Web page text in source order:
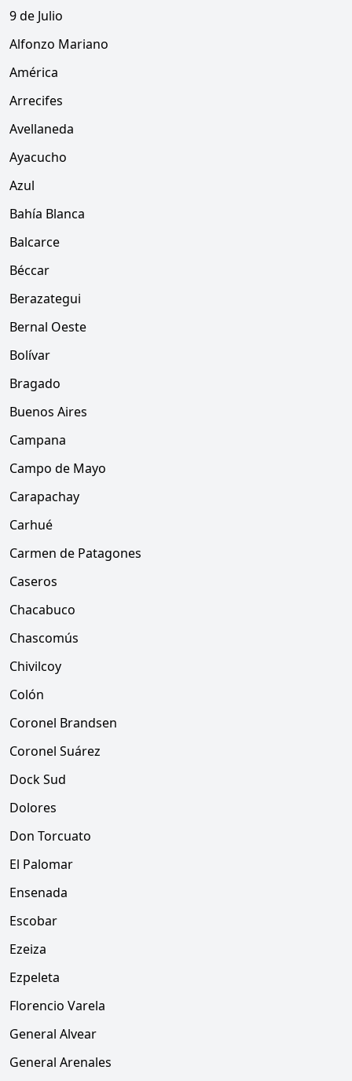
9 de Julio
Alfonzo Mariano
América
Arrecifes
Avellaneda
Ayacucho
Azul
Bahía Blanca
Balcarce
Béccar
Berazategui
Bernal Oeste
Bolívar
Bragado
Buenos Aires
Campana
Campo de Mayo
Carapachay
Carhué
Carmen de Patagones
Caseros
Chacabuco
Chascomús
Chivilcoy
Colón
Coronel Brandsen
Coronel Suárez
Dock Sud
Dolores
Don Torcuato
El Palomar
Ensenada
Escobar
Ezeiza
Ezpeleta
Florencio Varela
General Alvear
General Arenales